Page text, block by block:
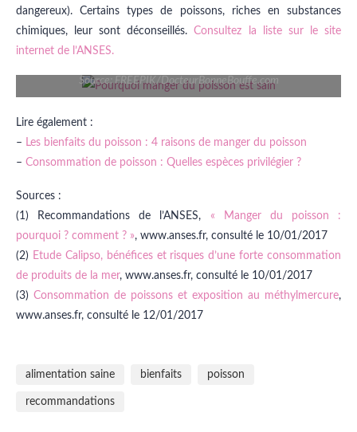
dangereux). Certains types de poissons, riches en substances
chimiques, leur sont déconseillés.Consultez la liste sur le site
internet de l’ANSES.
Source: FREEPIK/DocteurBonneBouffe.com
Lire également :
– Les bienfaits du poisson : 4 raisons de manger du poisson
– Consommation de poisson : Quelles espèces privilégier ?
Sources :
(1) Recommandations de l’ANSES, « Manger du poisson :
pourquoi ? comment ? », www.anses.fr, consulté le 10/01/2017
(2) Etude Calipso, bénéfices et risques d’une forte consommation
de produits de la mer, www.anses.fr, consulté le 10/01/2017
(3) Consommation de poissons et exposition au méthylmercure,
www.anses.fr, consulté le 12/01/2017
alimentation saine bienfaits poisson
recommandations